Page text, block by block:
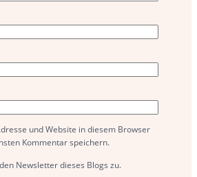
und Website in diesem Browser
Kommentar speichern.
Newsletter dieses Blogs zu.